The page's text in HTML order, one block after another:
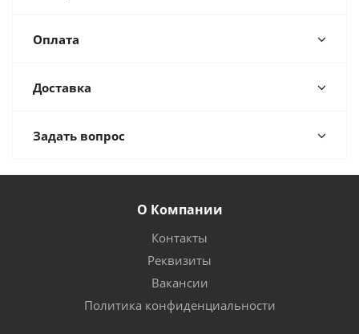
Оплата
Доставка
Задать вопрос
О Компании
Контакты
Реквизиты
Вакансии
Политика конфиденциальности